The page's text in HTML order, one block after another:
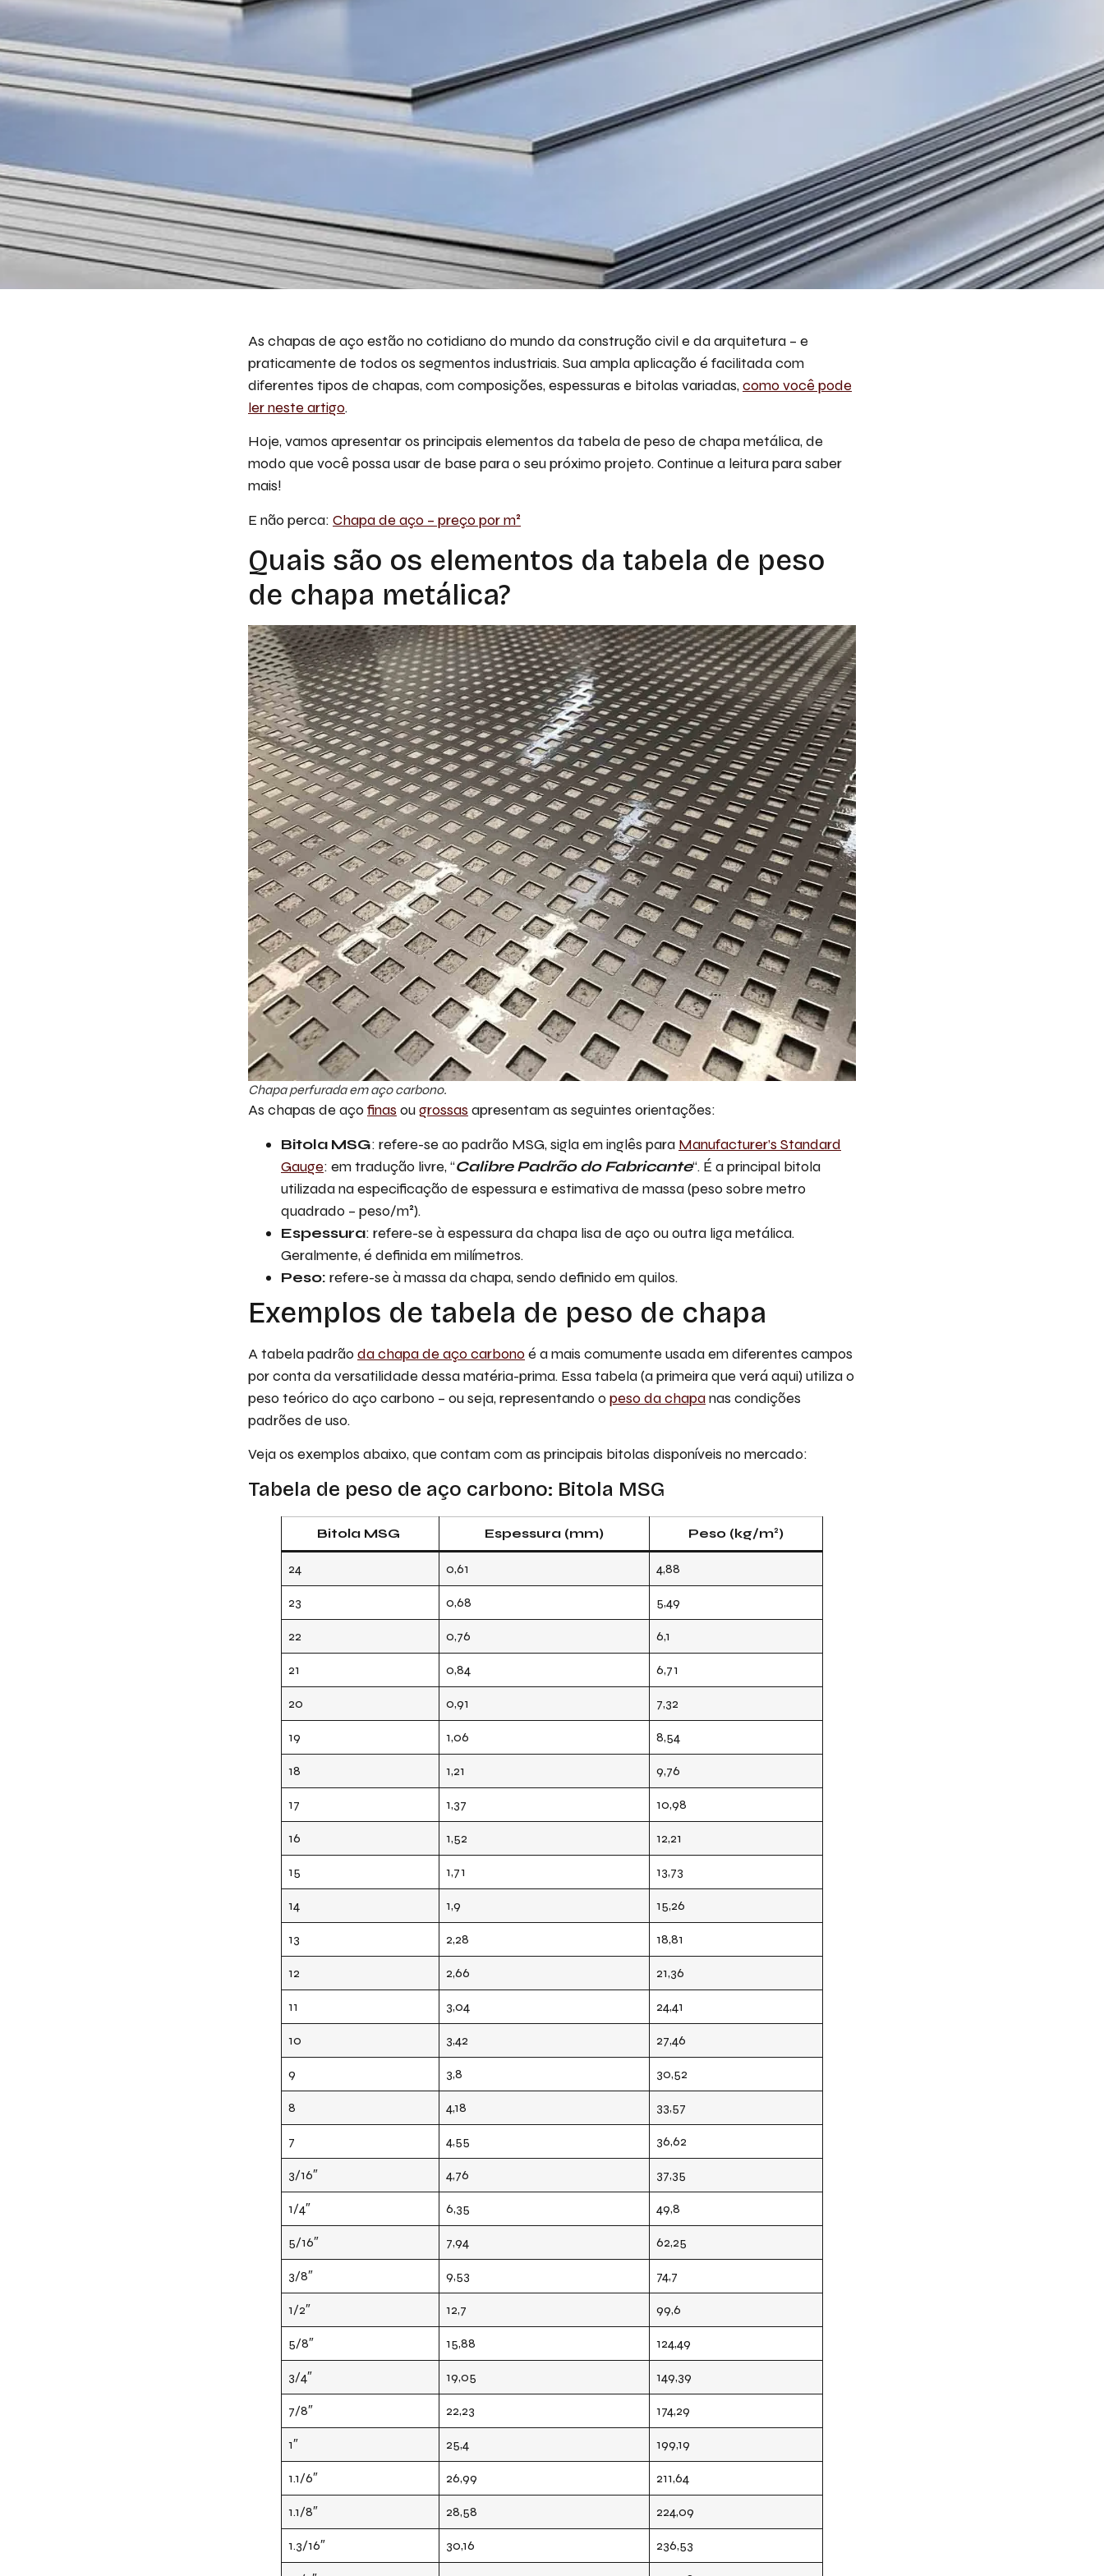
As chapas de aço estão no cotidiano do mundo da construção civil e da arquitetura – e
praticamente de todos os segmentos industriais. Sua ampla aplicação é facilitada com
diferentes tipos de chapas, com composições, espessuras e bitolas variadas,como você pode
ler neste artigo.
Hoje, vamos apresentar os principais elementos da tabela de peso de chapa metálica, de
modo que você possa usar de base para o seu próximo projeto. Continue a leitura para saber
mais!
E não perca: Chapa de aço – preço por m²
Quais são os elementos da tabela de peso
de chapa metálica?
Chapa perfurada em aço carbono.
As chapas de aço finas ougrossas apresentam as seguintes orientações:
Bitola MSG: refere-se ao padrão MSG, sigla em inglês para Manufacturer’s Standard
Gauge: em tradução livre, “Calibre Padrão do Fabricante“. É a principal bitola
utilizada na especificação de espessura e estimativa de massa (peso sobre metro
quadrado – peso/m²).
Espessura: refere-se à espessura da chapa lisa de aço ou outra liga metálica.
Geralmente, é definida em milímetros.
Peso: refere-se à massa da chapa, sendo definido em quilos.
Exemplos de tabela de peso de chapa
A tabela padrão da chapa de aço carbonoé a mais comumente usada em diferentes campos
por conta da versatilidade dessa matéria-prima. Essa tabela (a primeira que verá aqui) utiliza o
peso teórico do aço carbono – ou seja, representando o peso da chapanas condições
padrões de uso.
Veja os exemplos abaixo, que contam com as principais bitolas disponíveis no mercado:
Tabela de peso de aço carbono: Bitola MSG
Bitola MSG Espessura (mm) Peso (kg/m²)
24 0,61 4,88
23 0,68 5,49
22 0,76 6,1
21 0,84 6,71
20 0,91 7,32
19 1,06 8,54
18 1,21 9,76
17 1,37 10,98
16 1,52 12,21
15 1,71 13,73
14 1,9 15,26
13 2,28 18,81
12 2,66 21,36
11 3,04 24,41
10 3,42 27,46
9 3,8 30,52
8 4,18 33,57
7 4,55 36,62
3/16″ 4,76 37,35
1/4″ 6,35 49,8
5/16″ 7,94 62,25
3/8″ 9,53 74,7
1/2″ 12,7 99,6
5/8″ 15,88 124,49
3/4″ 19,05 149,39
7/8″ 22,23 174,29
1″ 25,4 199,19
1.1/6″ 26,99 211,64
1.1/8″ 28,58 224,09
1.3/16″ 30,16 236,53
Descreva aqui seu projeto e necessidade que nós
iremos avaliar e propor a melhor solução.
Aceito receber emails da Bepex.